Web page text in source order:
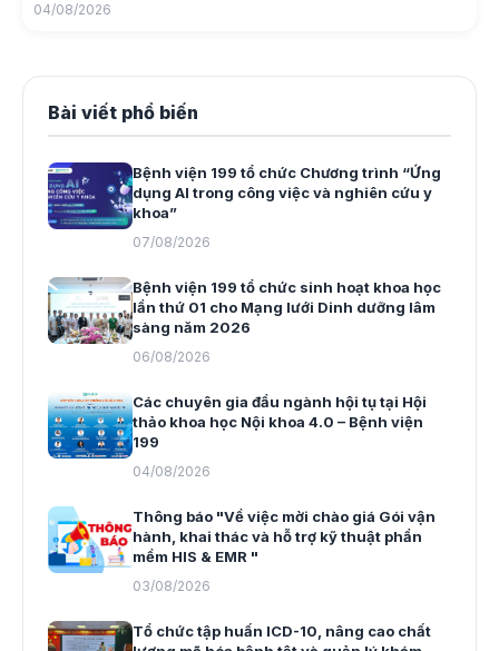
04/08/2026
Bài viết phổ biến
Bệnh viện 199 tổ chức Chương trình “Ứng
dụng AI trong công việc và nghiên cứu y
khoa”
07/08/2026
Bệnh viện 199 tổ chức sinh hoạt khoa học
lần thứ 01 cho Mạng lưới Dinh dưỡng lâm
sàng năm 2026
06/08/2026
Các chuyên gia đầu ngành hội tụ tại Hội
thảo khoa học Nội khoa 4.0 – Bệnh viện
199
04/08/2026
Thông báo "Về việc mời chào giá Gói vận
hành, khai thác và hỗ trợ kỹ thuật phần
mềm HIS & EMR "
03/08/2026
Tổ chức tập huấn ICD-10, nâng cao chất